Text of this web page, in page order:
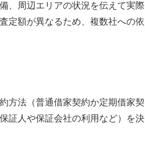
、周辺エリアの状況を伝えて実際
定額が異なるため、複数社への依
方法（普通借家契約か定期借家契
証人や保証会社の利用など）を決